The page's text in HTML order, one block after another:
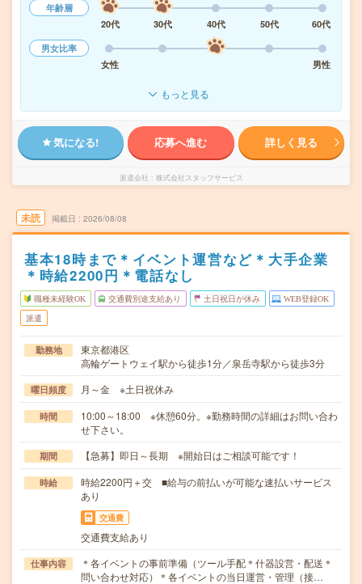
年齢層
20代
30代 40代 50代
60代
男女比率
女性
男性
もっと見る
気になる! 応募へ進む 詳しく見る
派遣会社 株式会社スタッフサービス
未読 掲載日 2026/08/08
基本18時まで＊イベント運営など＊大手企業
＊時給2200円＊電話なし
職種未経験OK 交通費別途支給あり 土日祝日が休み WEB登録OK
派遣
勤務地
東京都港区
高輪ゲートウェイ駅から徒歩1分／泉岳寺駅から徒歩3分
曜日頻度 月～金 ※土日祝休み
時間
10:00～18:00 ※休憩60分。※勤務時間の詳細はお問い合わ
せ下さい。
期間 【急募】即日～長期 ※開始日はご相談可能です！
時給
時給2200円＋交 ■給与の前払いが可能な速払いサービス
あり
交通費
交通費支給あり
仕事内容
＊各イベントの事前準備（ツール手配＊什器設営・配送＊
問い合わせ対応）＊各イベントの当日運営・管理（接…